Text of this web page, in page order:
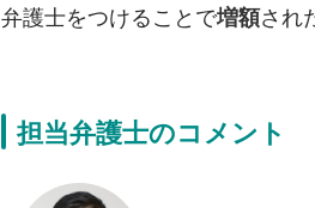
弁護士をつけることで増額され
担当弁護士のコメント